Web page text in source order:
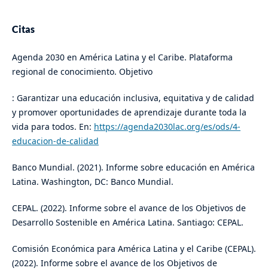
Citas
Agenda 2030 en América Latina y el Caribe. Plataforma
regional de conocimiento. Objetivo
: Garantizar una educación inclusiva, equitativa y de calidad
y promover oportunidades de aprendizaje durante toda la
vida para todos. En: https://agenda2030lac.org/es/ods/4-
educacion-de-calidad
Banco Mundial. (2021). Informe sobre educación en América
Latina. Washington, DC: Banco Mundial.
CEPAL. (2022). Informe sobre el avance de los Objetivos de
Desarrollo Sostenible en América Latina. Santiago: CEPAL.
Comisión Económica para América Latina y el Caribe (CEPAL).
(2022). Informe sobre el avance de los Objetivos de